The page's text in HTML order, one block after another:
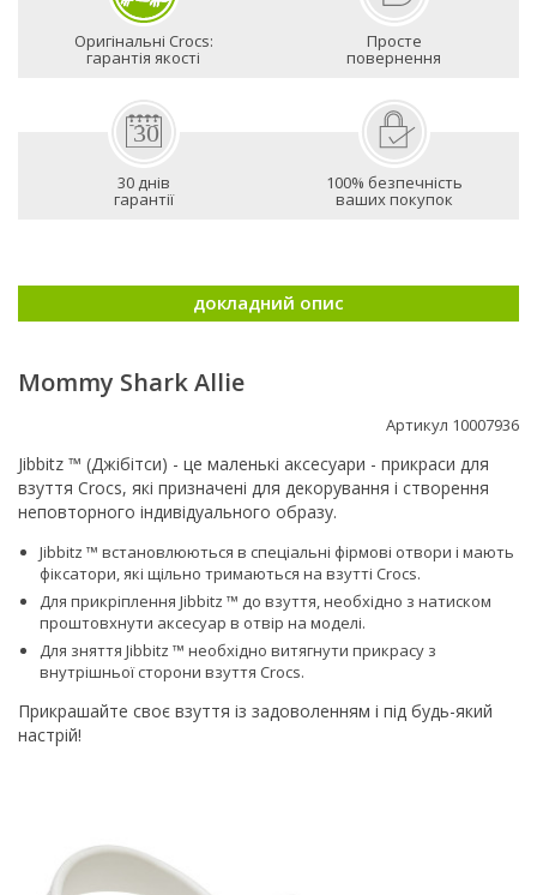
Оригінальні Crocs:
гарантія якості
Просте
повернення
30 днів
гарантії
100% безпечність
ваших покупок
докладний опис
Mommy Shark Allie
Артикул 10007936
Jibbitz ™ (Джібітси) - це маленькі аксесуари - прикраси для
взуття Crocs, які призначені для декорування і створення
неповторного індивідуального образу.
Jibbitz ™ встановлюються в спеціальні фірмові отвори і мають
фіксатори, які щільно тримаються на взутті Сrocs.
Для прикріплення Jibbitz ™ до взуття, необхідно з натиском
проштовхнути аксесуар в отвір на моделі.
Для зняття Jibbitz ™ необхідно витягнути прикрасу з
внутрішньої сторони взуття Сrocs.
Прикрашайте своє взуття із задоволенням і під будь-який
настрій!